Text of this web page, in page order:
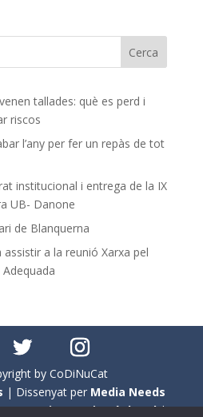
tallades: què es perd i
riscos
l’any per fer un repàs de tot
institucional i entrega de la IX
UB- Danone
de Blanquerna
a la reunió Xarxa pel
by CoDiNuCat
| Dissenyat per Media Needs
aCoDiNuCat |Avís legal|